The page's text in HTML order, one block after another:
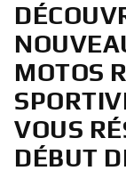
MOTOS
VOUS
DÉBUT